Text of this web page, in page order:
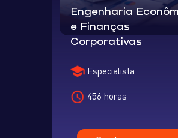
Engenharia
e Finanças
Corporativas
Especialista
456 horas